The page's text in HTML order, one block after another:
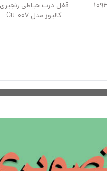
قفل درب حیاطی زنجیری
کالیوز مدل Cu-007